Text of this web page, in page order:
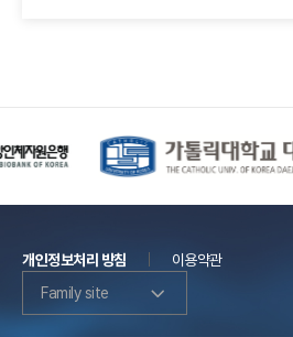
개인정보처리 방침
이용약관
Family site